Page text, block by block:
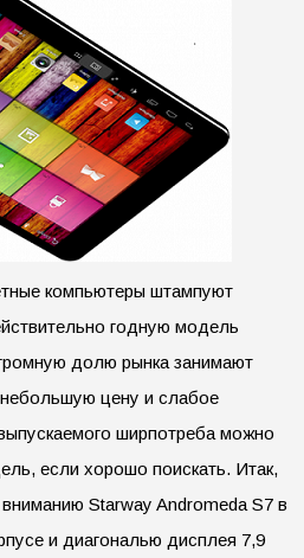
компьютеры штампуют
годную модель
долю рынка занимают
цену и слабое
ширпотреба можно
если хорошо поискать. Итак,
Starway Andromeda S7 в
и диагональю дисплея 7,9